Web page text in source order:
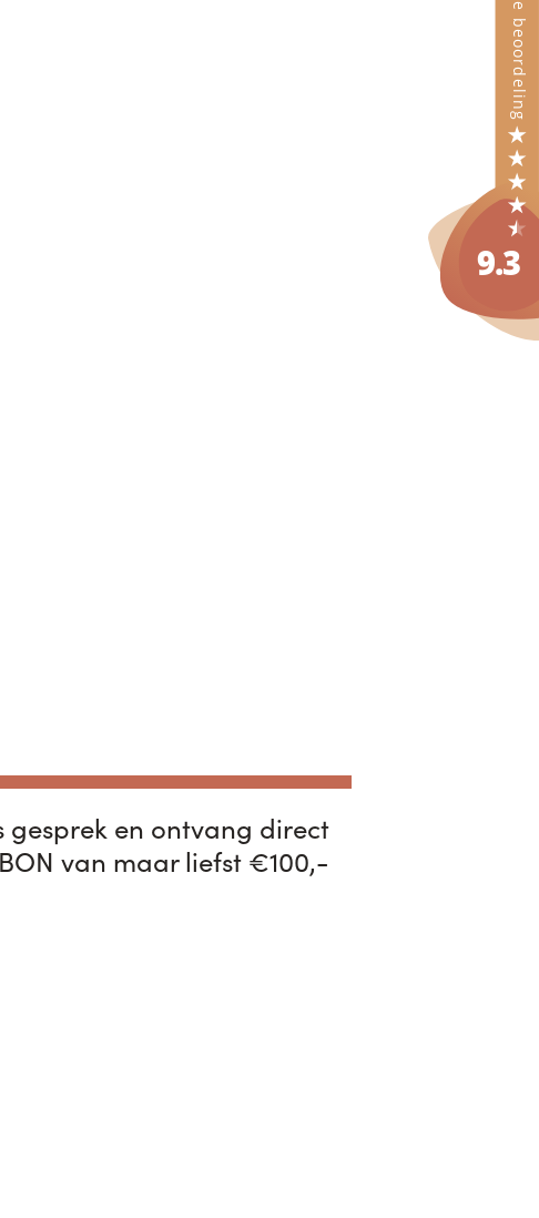
gesprek en ontvang direct
van maar liefst €100,-